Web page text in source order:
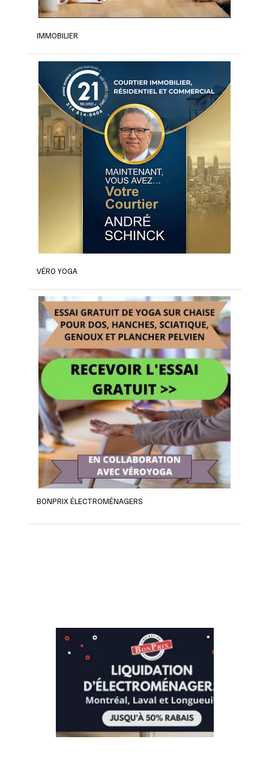
IMMOBILIER
VÉRO YOGA
BONPRIX ÉLECTROMÉNAGERS